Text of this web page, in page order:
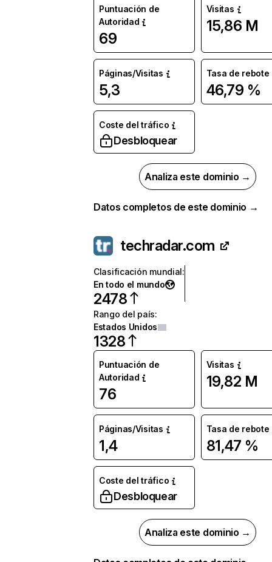
Puntuación de
Autoridad
69
Visitas
15,86 M
Páginas/Visitas
5,3
Tasa de rebote
46,79 %
Coste del tráfico
Desbloquear
Analiza este dominio →
Datos completos de este dominio →
techradar.com
Clasificación mundial:
En todo el mundo
2478
Rango del país:
Estados Unidos
1328
Puntuación de
Autoridad
76
Visitas
19,82 M
Páginas/Visitas
1,4
Tasa de rebote
81,47 %
Coste del tráfico
Desbloquear
Analiza este dominio →